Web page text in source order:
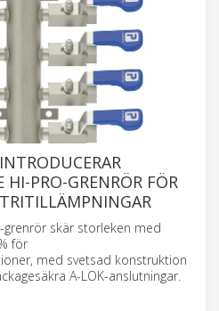
HI-PRO-GRENRÖR FÖR
skär storleken med
för
med svetsad konstruktion
A-LOK-anslutningar.